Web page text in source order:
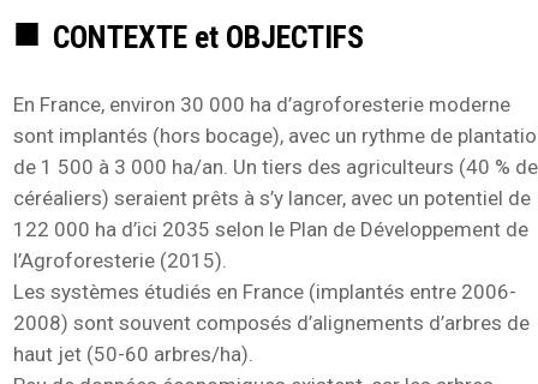
CONTEXTE et OBJECTIFS
En France, environ 30 000 ha d’agroforesterie moderne
sont implantés (hors bocage), avec un rythme de
de 1 500 à 3 000 ha/an. Un tiers des agriculteurs (40 %
céréaliers) seraient prêts à s’y lancer, avec un potentiel de
122 000 ha d’ici 2035 selon le Plan de Développement de
l’Agroforesterie (2015).
Les systèmes étudiés en France (implantés entre 2006-
2008) sont souvent composés d’alignements d’arbres de
haut jet (50-60 arbres/ha).